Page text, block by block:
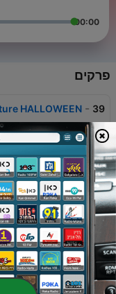
00:00
פרקים
39
-
HALLOWEEN
01 נוב' 2025
38
-
Tokyo 2020
01 אוג' 2021
37
20200503
03 מאי 2020
36
Society (INLS)
in Japan 2020
17 ינו' 2020